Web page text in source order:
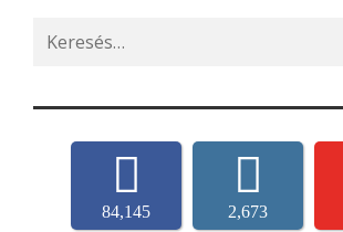
Search
for:
84,145 2,673